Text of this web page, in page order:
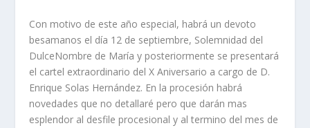
Con motivo de este año especial, habrá un devoto
besamanos el día 12 de septiembre, Solemnidad del
DulceNombre de María y posteriormente se presentará
el cartel extraordinario del X Aniversario a cargo de D.
Enrique Solas Hernández. En la procesión habrá
novedades que no detallaré pero que darán mas
esplendor al desfile procesional y al termino del mes de